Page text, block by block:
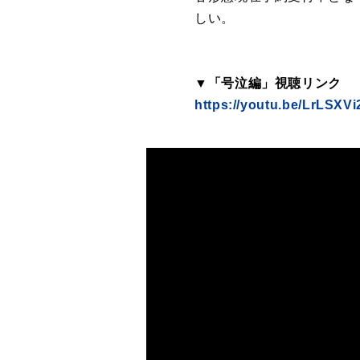
しい。
▼「号泣編」視聴リンク
https://youtu.be/